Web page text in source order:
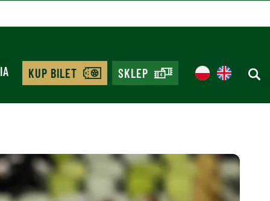
KUP BILET SKLEP